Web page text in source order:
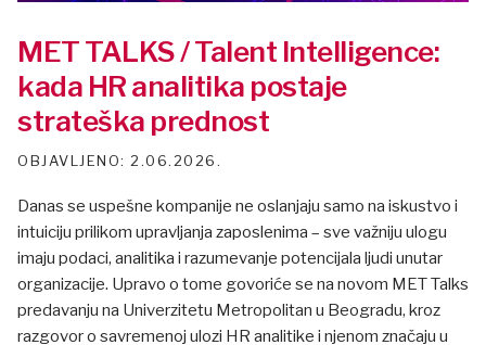
MET TALKS / Talent Intelligence:
kada HR analitika postaje
strateška prednost
2.06.2026.
Danas se uspešne kompanije ne oslanjaju samo na iskustvo i
intuiciju prilikom upravljanja zaposlenima – sve važniju ulogu
imaju podaci, analitika i razumevanje potencijala ljudi unutar
organizacije. Upravo o tome govoriće se na novom MET Talks
predavanju na Univerzitetu Metropolitan u Beogradu, kroz
razgovor o savremenoj ulozi HR analitike i njenom značaju u